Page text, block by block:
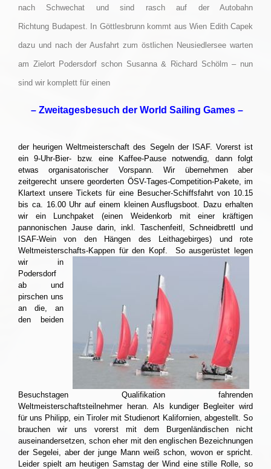
nach Schwechat und sind rasch auf der Autobahn
Richtung Budapest. In Göttlesbrunn kommt aus Wien Edith Capek
dazu und nach der Ausfahrt zum östlichen Neusiedlersee warten
am Zielort Podersdorf schon Susanna & Richard Schölm – nun
sind wir komplett für einen
– Zweitagesbesuch der World Sailing Games –
der heurigen Weltmeisterschaft des Segeln der ISAF. Vorerst ist
ein 9-Uhr-Bier- bzw. eine Kaffee-Pause notwendig, dann folgt
etwas organisatorischer Vorspann. Wir übernehmen aber
zeitgerecht unsere georderten ÖSV-Tages-Competition-Pakete, im
Klartext unsere Tickets für eine Besucher-Schiffsfahrt von 10.15
bis ca. 16.00 Uhr auf einem kleinen Ausflugsboot. Dazu erhalten
wir ein Lunchpaket (einen Weidenkorb mit einer kräftigen
pannonischen Jause darin, inkl. Taschenfeitl, Schneidbrettl und
ISAF-Wein von den Hängen des Leithagebirges) und rote
Weltmeisterschafts-Kappen für den Kopf.
So ausgerüstet legen
wir in
Podersdorf
ab und
pirschen uns
an die, an
den beiden
Besuchstagen Qualifikation fahrenden
Weltmeisterschaftsteilnehmer heran. Als kundiger Begleiter wird
für uns Philipp, ein Tiroler mit Studienort Kalifornien, abgestellt. So
brauchen wir uns vorerst mit dem Burgenländischen nicht
auseinandersetzen, schon eher mit den englischen Bezeichnungen
der Segelei, aber der junge Mann weiß schon, wovon er spricht.
Leider spielt am heutigen Samstag der Wind eine stille Rolle, so